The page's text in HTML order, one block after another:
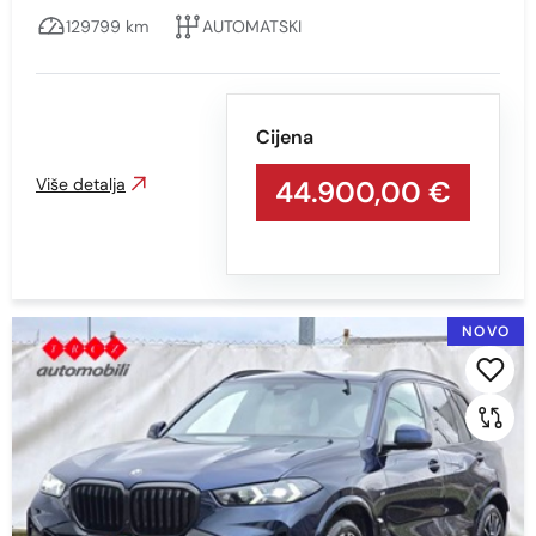
CRNA-S EFEKTOM
PLAVA S EFEKTOM
SIVA S EFEKTOM
SREBRNA S EFEKTOM
ZELENA S EFEKTOM
129799 km
AUTOMATSKI
Cijena
44.900,00 €
Više detalja
NOVO